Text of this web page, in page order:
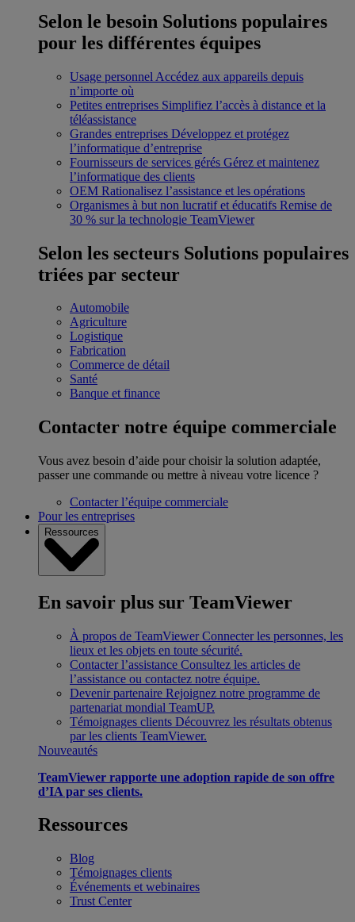
Selon le besoin Solutions populaires
pour les différentes équipes
Usage personnel Accédez aux appareils depuis
n’importe où
Petites entreprises Simplifiez l’accès à distance et la
téléassistance
Grandes entreprises Développez et protégez
l’informatique d’entreprise
Fournisseurs de services gérés Gérez et maintenez
l’informatique des clients
OEM Rationalisez l’assistance et les opérations
Organismes à but non lucratif et éducatifs Remise de
30 % sur la technologie TeamViewer
Selon les secteurs Solutions populaires
triées par secteur
Automobile
Agriculture
Logistique
Fabrication
Commerce de détail
Santé
Banque et finance
Contacter notre équipe commerciale
Vous avez besoin d’aide pour choisir la solution adaptée,
passer une commande ou mettre à niveau votre licence ?
Contacter l’équipe commerciale
Pour les entreprises
Ressources
En savoir plus sur TeamViewer
À propos de TeamViewer Connecter les personnes, les
lieux et les objets en toute sécurité.
Contacter l’assistance Consultez les articles de
l’assistance ou contactez notre équipe.
Devenir partenaire Rejoignez notre programme de
partenariat mondial TeamUP.
Témoignages clients Découvrez les résultats obtenus
par les clients TeamViewer.
Nouveautés
TeamViewer rapporte une adoption rapide de son offre
d’IA par ses clients.
Ressources
Blog
Témoignages clients
Événements et webinaires
Trust Center